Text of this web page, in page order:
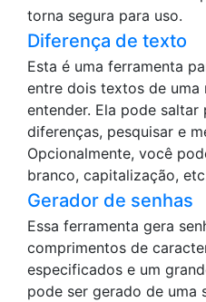
torna segura para uso.
Diferença de texto
Esta é uma ferramenta
entre dois textos de uma
entender. Ela pode saltar
diferenças, pesquisar e
Opcionalmente, você
branco, capitalização,
Gerador de senhas
Essa ferramenta gera
comprimentos de
especificados e um
pode ser gerado de uma